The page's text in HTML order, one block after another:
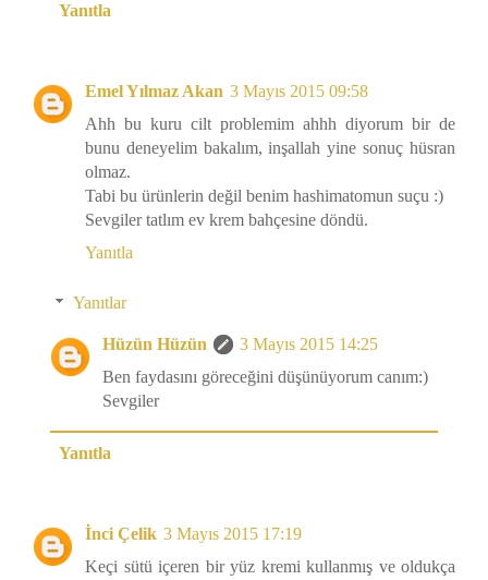
Yanıtla
Emel Yılmaz Akan 3 Mayıs 2015 09:58
Ahh bu kuru cilt problemim ahhh diyorum bir de
bunu deneyelim bakalım, inşallah yine sonuç hüsran
olmaz.
Tabi bu ürünlerin değil benim hashimatomun suçu :)
Sevgiler tatlım ev krem bahçesine döndü.
Yanıtla
Yanıtlar
Hüzün Hüzün
3 Mayıs 2015 14:25
Ben faydasını göreceğini düşünüyorum canım:)
Sevgiler
Yanıtla
İnci Çelik 3 Mayıs 2015 17:19
Keçi sütü içeren bir yüz kremi kullanmış ve oldukça